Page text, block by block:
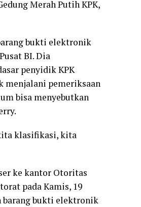
Merah Putih KPK,
bukti elektronik
BI. Dia
penyidik KPK
menjalani pemeriksaan
bisa menyebutkan
klasifikasi, kita
ke kantor Otoritas
pada Kamis, 19
barang bukti elektronik